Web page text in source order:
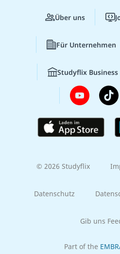
Über uns
Für Unternehmen
Studyflix Business
© 2026 Studyflix
Datenschutz
Gib uns
Part of the